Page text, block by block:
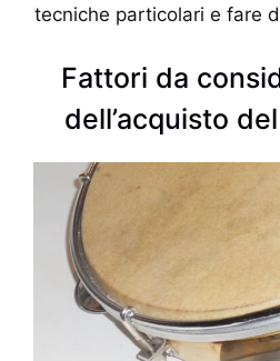
tecniche particolari e fare
Fattori da
dell’acquisto del